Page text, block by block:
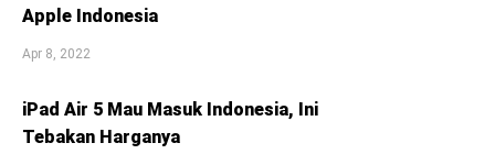
Apple Indonesia
Apr 8, 2022
iPad Air 5 Mau Masuk Indonesia, Ini
Tebakan Harganya